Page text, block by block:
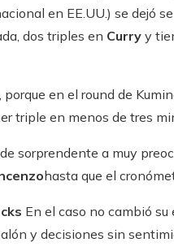
en EE.UU.) se dejó
dos triples en Curry y
en el round de
triple en menos de tres
sorprendente a muy
hasta que el
En el caso no cambió
y decisiones sin